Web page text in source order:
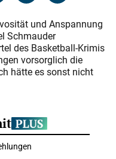
und Anspannung
Schmauder
des Basketball-Krimis
vorsorglich die
hätte es sonst nicht